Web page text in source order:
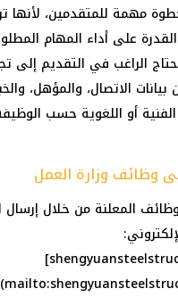
مهمة للمتقدمين، لأنها
والقدرة على أداء المهام
الراغب في التقديم إلى
الاتصال، والمؤهل،
الفنية أو اللغوية حسب
وظائف وزارة العمل
المعلنة من خلال إرسال
]
)